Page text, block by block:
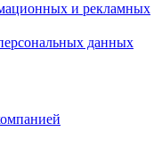
и рекламных
данных